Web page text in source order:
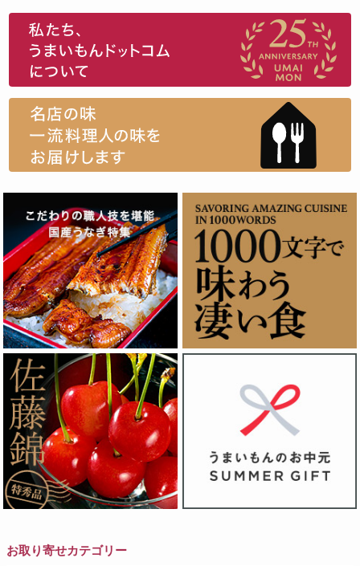
お取り寄せカテゴリー